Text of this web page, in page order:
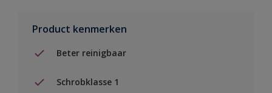
Product kenmerken
Beter reinigbaar
Schrobklasse 1